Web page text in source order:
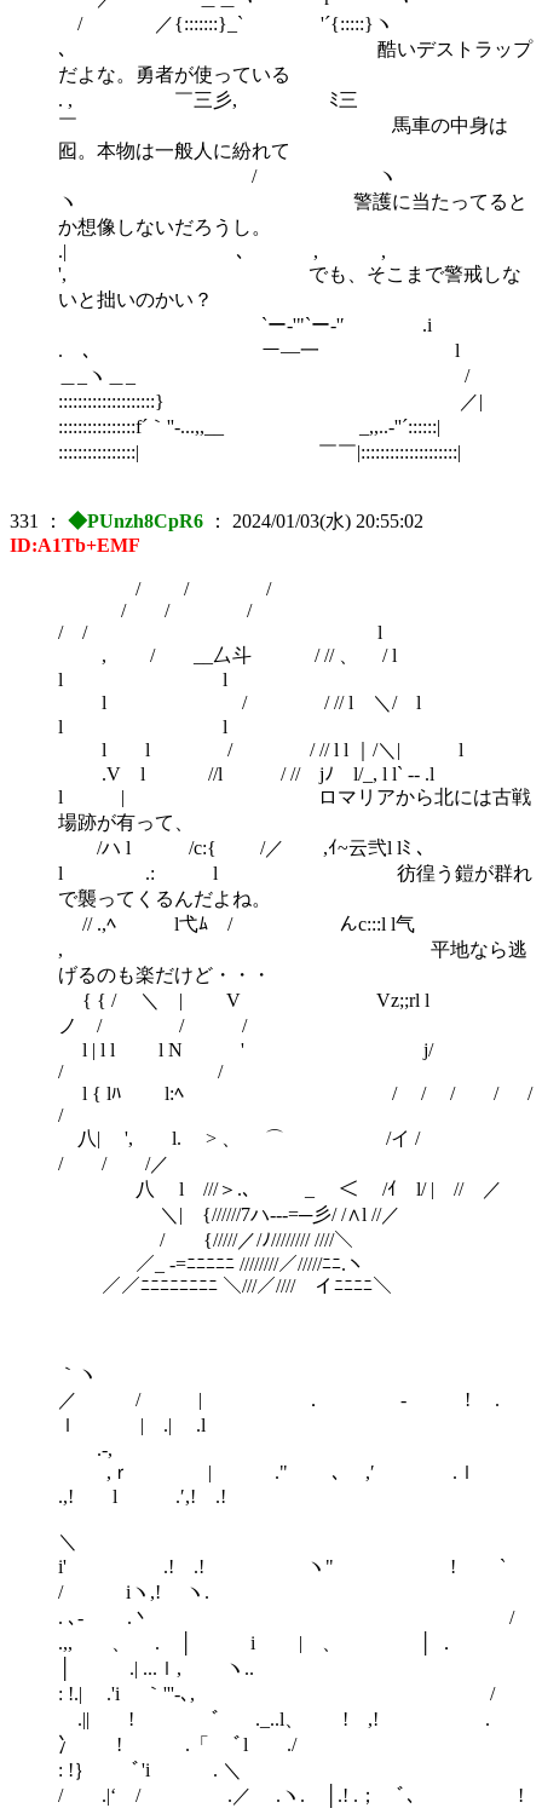
/ ／{:::::::}_` '´{:::::}ヽ
､ 酷いデストラップ
だよな。勇者が使っている
. , ￣三彡, ﾐ三
￣ 馬車の中身は
囮。本物は一般人に紛れて
/ ヽ
ヽ 警護に当たってると
か想像しないだろうし。
.| ､ , ,
', でも、そこまで警戒しな
いと拙いのかい？
`ー‐'"`ー‐'′ .i
. ､ ー―一 l
＿_ヽ＿_ /
::::::::::::::::::::} ／|
::::::::::::::::f´｀''-...,,__ _,,..-''´::::::|
::::::::::::::::| ￣￣|::::::::::::::::::::|
331 ： ◆PUnzh8CpR6 ： 2024/01/03(水) 20:55:02
ID:A1Tb+EMF
/ / /
/ / /
/ / l
, / __厶斗 / // 、 / l
l l
l / / // l ＼/ l
l l
l l / / // l l ｜/＼| l
.V l //l / // jﾉ l/_, l l` -- .l
l | ロマリアから北には古戦
場跡が有って、
/ハ l /c:{ /／ ,ｲ~云弐l lﾐ 、
l .: l 彷徨う鎧が群れ
で襲ってくるんだよね。
// .,ﾍ l弋ﾑ / んc:::l l气
, 平地なら逃
げるのも楽だけど・・・
{ { / ＼ | V Vz;;rl l
ノ / / /
l | l l l N ' j/
/ /
l { lﾊ l:ﾍ / / / / /
/
八| ', l. > 、 ⌒ /イ /
/ / /／
八 l ///＞.、 _ ＜ /ｲ l/ | // ／
＼| {//////7ハ---=─彡/ /∧l //／
/ {/////／/ﾉ//////// ////＼
／_ -=ﾆﾆﾆﾆﾆ ////////／/////ﾆﾆ.ヽ
／／ﾆﾆﾆﾆﾆﾆﾆﾆ ＼///／//// イﾆﾆﾆﾆ＼
｀
／ / | ． ‐ ! .
ｌ | .| .l
.-,
,ｒ | ." ､ ,′ .ｌ
.,! l .′,! .!
＼
i' .! .! ヽ" ! `
/ iヽ,! ヽ.
. ､‐ .丶 /
.,, 、 .ゝ│ i | 、 │ ．
│ .| ...ｌ, ヽ..
: !.| .'i ｀'''-､, /
.|| ! ゛ ._..l、 ! ,! .
冫 ! .「 ﾞl ./
: !｝ ﾞ'i . ＼
/ .|‘ / .／ .ヽ. │.! .； ﾞ､ !